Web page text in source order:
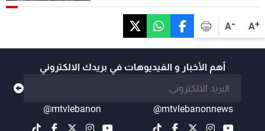
A+
A-
أهم الأخبار و الفيديوهات في بريدك الالكتروني
@mtvlebanonnews
@mtvlebanon